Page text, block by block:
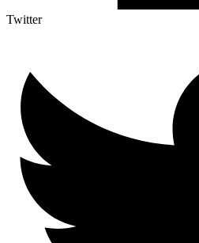
Twitter